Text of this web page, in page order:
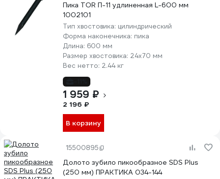
Пика TOR П-11 удлиненная L-600 мм
1002101
Тип хвостовика: цилиндрический
Форма наконечника: пика
Длина: 600 мм
Размер хвостовика: 24х70 мм
Вес нетто: 2.44 кг
1 959 ₽
2 196 ₽
В корзину
15500895
Долото зубило пикообразное SDS Plus
(250 мм) ПРАКТИКА 034-144